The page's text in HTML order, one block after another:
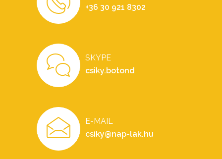
+36 30 921 8302
SKYPE
csiky.botond
E-MAIL
csiky@nap-lak.hu